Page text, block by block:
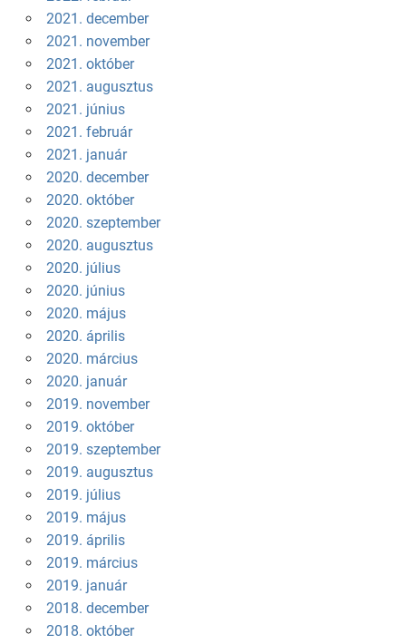
2021. december
2021. november
2021. október
2021. augusztus
2021. június
2021. február
2021. január
2020. december
2020. október
2020. szeptember
2020. augusztus
2020. július
2020. június
2020. május
2020. április
2020. március
2020. január
2019. november
2019. október
2019. szeptember
2019. augusztus
2019. július
2019. május
2019. április
2019. március
2019. január
2018. december
2018. október